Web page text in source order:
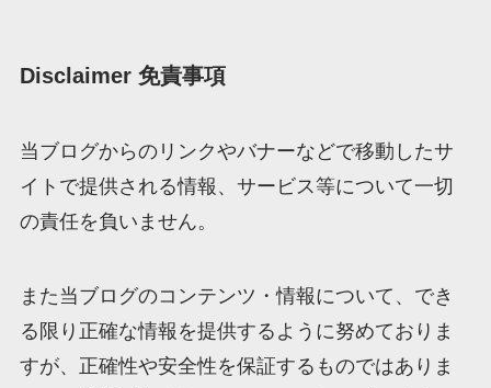
Disclaimer 免責事項
当ブログからのリンクやバナーなどで移動したサ
イトで提供される情報、サービス等について一切
の責任を負いません。
また当ブログのコンテンツ・情報について、でき
る限り正確な情報を提供するように努めておりま
すが、正確性や安全性を保証するものではありま